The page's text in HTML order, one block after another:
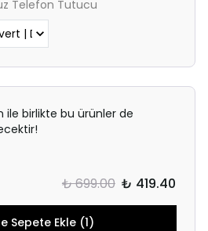
Telefon Tutucu
ile birlikte bu ürünler de
₺ 699.00 ₺ 419.40
Sepete Ekle (1)